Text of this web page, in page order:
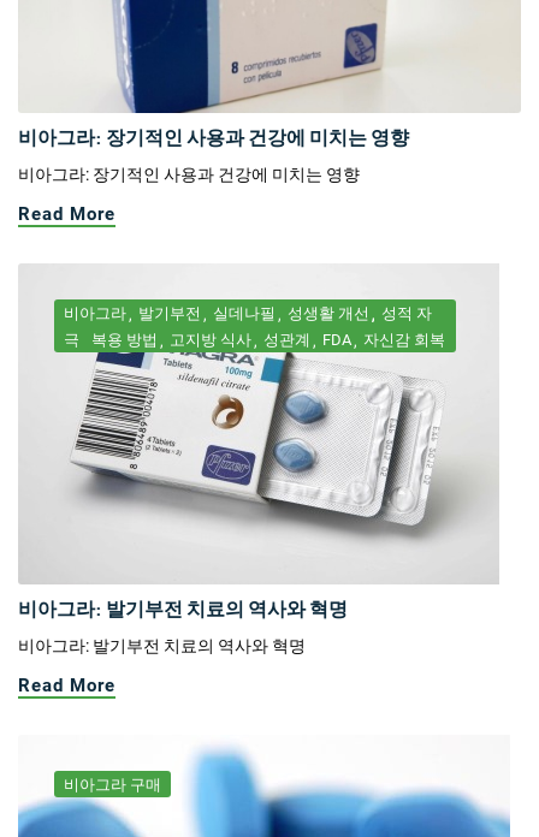
비아그라: 장기적인 사용과 건강에 미치는 영향
비아그라: 장기적인 사용과 건강에 미치는 영향
Read More
비아그라 발기부전 실데나필 성생활 개선
성적 자
극
복용 방법 고지방 식사 성관계 FDA 자신감 회복
비아그라: 발기부전 치료의 역사와 혁명
비아그라: 발기부전 치료의 역사와 혁명
Read More
비아그라 구매